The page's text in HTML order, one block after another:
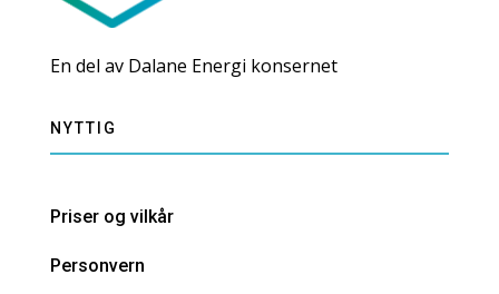
En del av Dalane Energi konsernet
NYTTIG
Priser og vilkår
Personvern